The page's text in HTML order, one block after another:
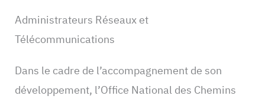
Administrateurs Réseaux et
Télécommunications
Dans le cadre de l’accompagnement de son
développement, l’Office National des Chemins